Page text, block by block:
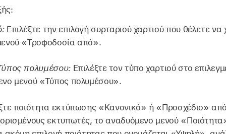
Επιλέξτε την επιλογή συρταριού χαρτιού που θέλετε
«Τροφοδοσία από».
πολυμέσου:Επιλέξτε τον τύπο χαρτιού στο
μενού «Τύπος πολυμέσου».
ποιότητα εκτύπωσης «Κανονικό» ή «Προσχέδιο»
εκτυπωτές, το αναδυόμενο μενού